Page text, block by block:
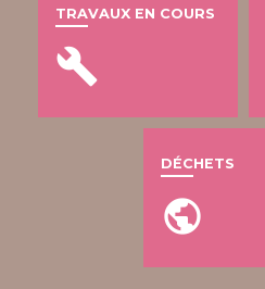
TRAVAUX EN COURS
build
DÉCHETS
public